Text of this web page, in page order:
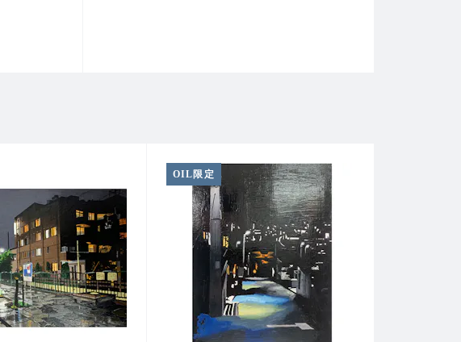
OIL限定